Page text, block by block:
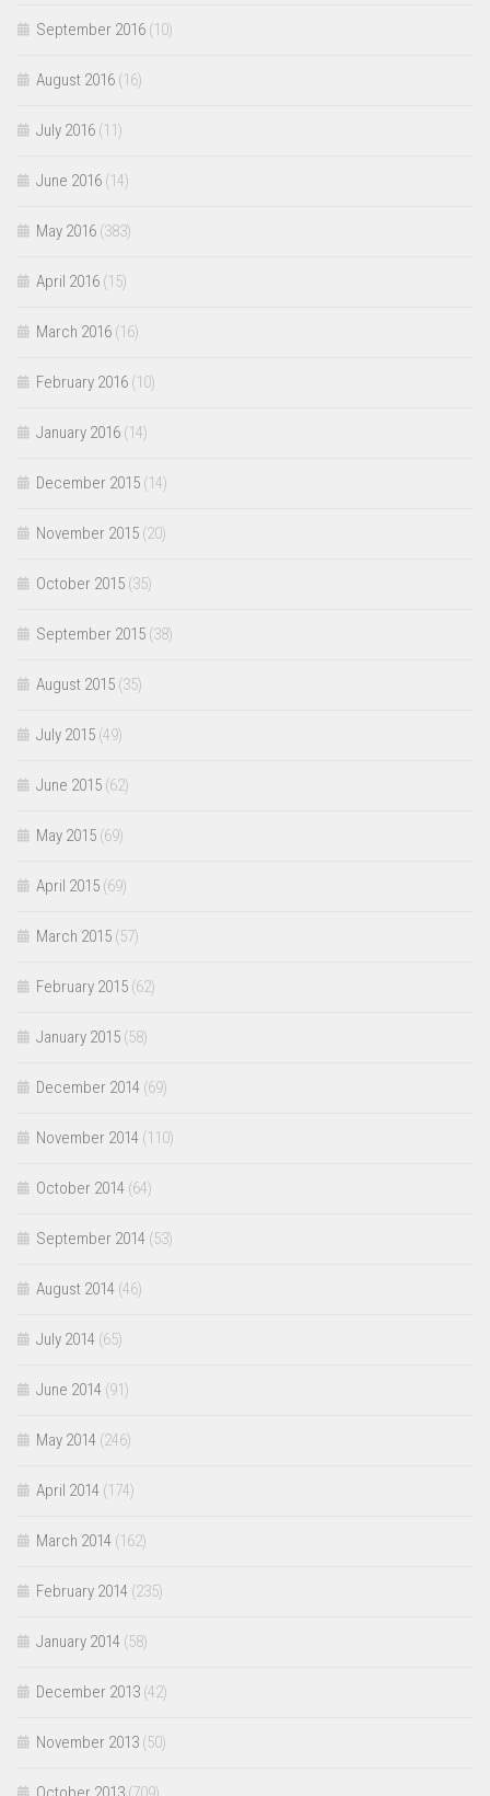
September 2016 (10)
August 2016 (16)
July 2016 (11)
June 2016 (14)
May 2016 (383)
April 2016 (15)
March 2016 (16)
February 2016 (10)
January 2016 (14)
December 2015 (14)
November 2015 (20)
October 2015 (35)
September 2015 (38)
August 2015 (35)
July 2015 (49)
June 2015 (62)
May 2015 (69)
April 2015 (69)
March 2015 (57)
February 2015 (62)
January 2015 (58)
December 2014 (69)
November 2014 (110)
October 2014 (64)
September 2014 (53)
August 2014 (46)
July 2014 (65)
June 2014 (91)
May 2014 (246)
April 2014 (174)
March 2014 (162)
February 2014 (235)
January 2014 (58)
December 2013 (42)
November 2013 (50)